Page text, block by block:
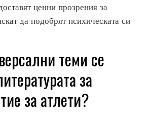
ценни прозрения за
да подобрят психическата си
теми се
за
за атлети?